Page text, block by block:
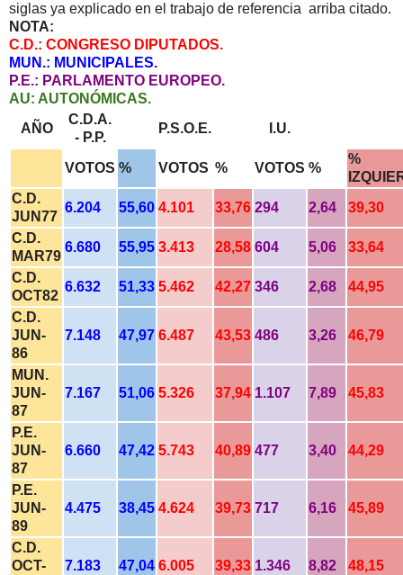
siglas ya explicado en el trabajo de referencia arriba citado.
NOTA:
C.D.: CONGRESO DIPUTADOS.
MUN.: MUNICIPALES.
P.E.: PARLAMENTO EUROPEO.
AU: AUTONÓMICAS.
AÑO
C.D.A.
- P.P.
P.S.O.E. I.U.
VOTOS % VOTOS % VOTOS %
%
C.D.
JUN77
6.204 55,60 4.101 33,76 294 2,64
39,30
C.D.
MAR79
6.680 55,95 3.413 28,58 604 5,06
33,64
C.D.
OCT82
6.632 51,33 5.462 42,27 346 2,68
44,95
C.D.
JUN-
86
7.148 47,97 6.487 43,53 486 3,26 46,79
MUN.
JUN-
87
7.167 51,06 5.326 37,94 1.107 7,89 45,83
P.E.
JUN-
87
6.660 47,42 5.743 40,89 477 3,40 44,29
P.E.
JUN-
89
4.475 38,45 4.624 39,73 717 6,16 45,89
C.D.
OCT-
7.183 47,04 6.005 39,33 1.346 8,82 48,15